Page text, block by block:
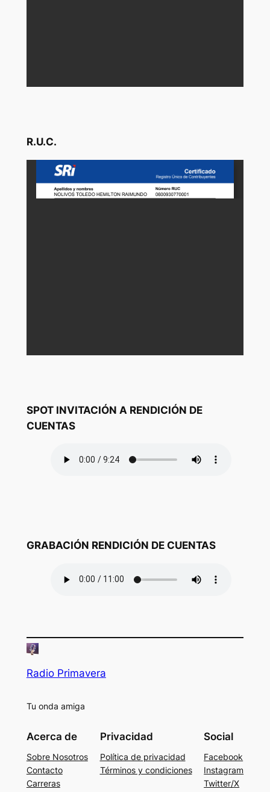
R.U.C.
SPOT INVITACIÓN A RENDICIÓN DE
CUENTAS
GRABACIÓN RENDICIÓN DE CUENTAS
Radio Primavera
Tu onda amiga
Acerca de
Sobre Nosotros
Contacto
Carreras
Privacidad
Política de privacidad
Términos y condiciones
Social
Facebook
Instagram
Twitter/X